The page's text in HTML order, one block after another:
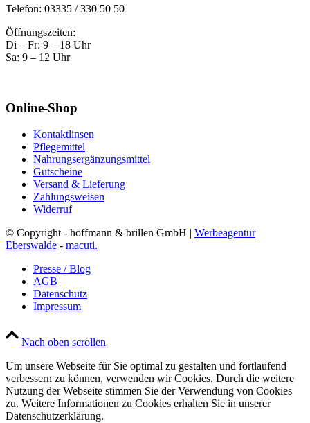
Telefon: 03335 / 330 50 50
Öffnungszeiten:
Di – Fr: 9 – 18 Uhr
Sa: 9 – 12 Uhr
Online-Shop
Kontaktlinsen
Pflegemittel
Nahrungsergänzungsmittel
Gutscheine
Versand & Lieferung
Zahlungsweisen
Widerruf
© Copyright - hoffmann & brillen GmbH | Werbeagentur
Eberswalde - macuti.
Presse / Blog
AGB
Datenschutz
Impressum
Nach oben scrollen
Um unsere Webseite für Sie optimal zu gestalten und fortlaufend
verbessern zu können, verwenden wir Cookies. Durch die weitere
Nutzung der Webseite stimmen Sie der Verwendung von Cookies
zu. Weitere Informationen zu Cookies erhalten Sie in unserer
Datenschutzerklärung.